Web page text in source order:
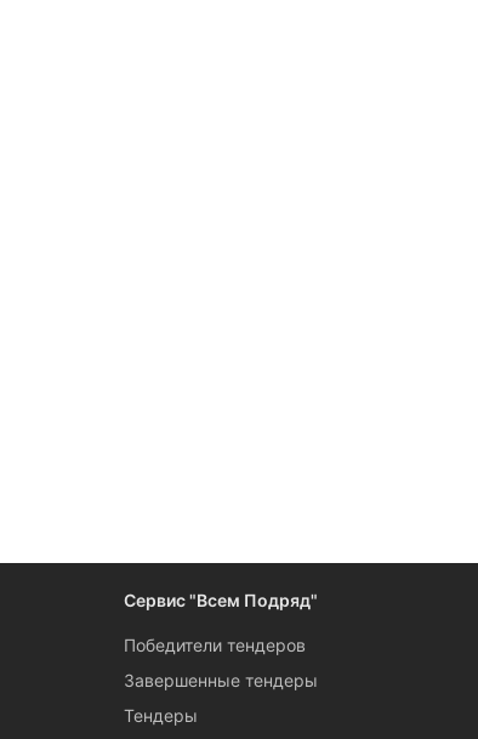
Сервис "Всем Подряд"
Победители тендеров
Завершенные тендеры
Тендеры